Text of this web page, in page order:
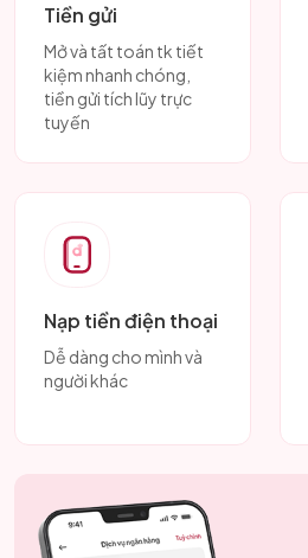
Tiền gửi
Mở và tất toán tk tiết
kiệm nhanh chóng,
tiền gửi tích lũy trực
tuyến
Nạp tiền điện thoại
Dễ dàng cho mình và
người khác